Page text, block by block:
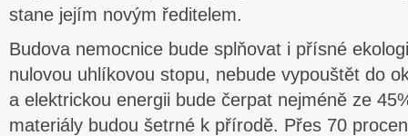
stane jejím novým ředitelem.
Budova nemocnice bude splňovat i přísné
nulovou uhlíkovou stopu, nebude vypouštět do
a elektrickou energii bude čerpat nejméně ze
materiály budou šetrné k přírodě. Přes 70